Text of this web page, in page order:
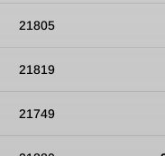
21805
21819
21749